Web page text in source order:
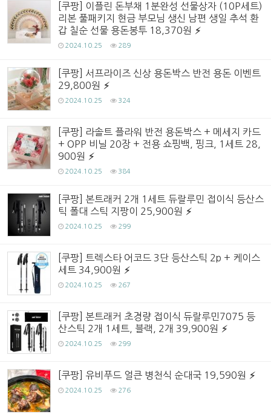
[쿠팡] 이플린 돈부채 1분완성 선물상자 (10P세트)
리본 풀패키지 현금 부모님 생신 남편 생일 추석 환
갑 칠순 선물 용돈봉투 18,370원
2024.10.25 289
[쿠팡] 서프라이즈 신상 용돈박스 반전 용돈 이벤트
29,800원
2024.10.25 324
[쿠팡] 라솔트 플라워 반전 용돈박스 + 메세지 카드
+ OPP 비닐 20장 + 전용 쇼핑백, 핑크, 1세트 28,
900원
2024.10.25 384
[쿠팡] 본트래커 2개 1세트 듀랄루민 접이식 등산스
틱 폴대 스틱 지팡이 25,900원
2024.10.25 299
[쿠팡] 트렉스타 어코드 3단 등산스틱 2p + 케이스
세트 34,900원
2024.10.25 267
[쿠팡] 본트래커 초경량 접이식 듀랄루민7075 등
산스틱 2개 1세트, 블랙, 2개 39,900원
2024.10.25 299
[쿠팡] 유비푸드 얼큰 병천식 순대국 19,590원
2024.10.25 276